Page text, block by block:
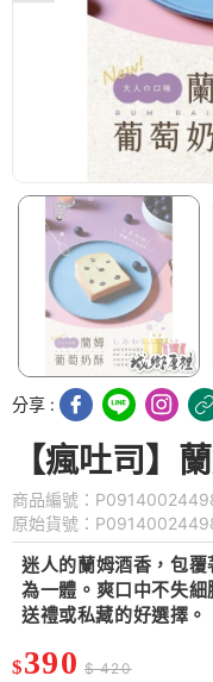
分享 :
【瘋吐司】
商品編號：
原始貨號：
迷人的蘭姆酒香，包
為一體。爽口中不失
送禮或私藏的好選擇。
$390 $ 420